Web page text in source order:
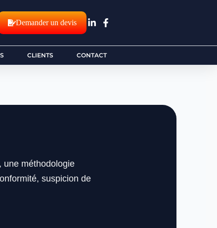
Demander un devis
CLIENTS CONTACT
une méthodologie
suspicion de